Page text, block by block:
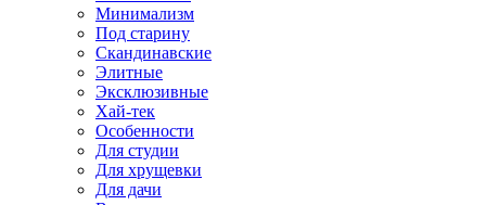
Минимализм
Под старину
Скандинавские
Элитные
Эксклюзивные
Хай-тек
Особенности
Для студии
Для хрущевки
Для дачи